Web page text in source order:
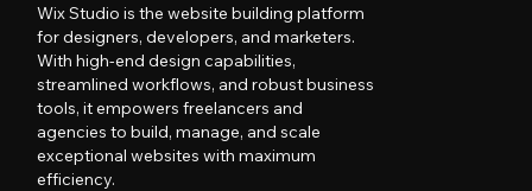
Wix Studio is the website building platform
for designers, developers, and marketers.
With high-end design capabilities,
streamlined workflows, and robust business
tools, it empowers freelancers and
agencies to build, manage, and scale
exceptional websites with maximum
efficiency.